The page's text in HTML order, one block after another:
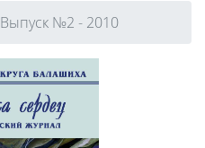
Выпуск №2 - 2010